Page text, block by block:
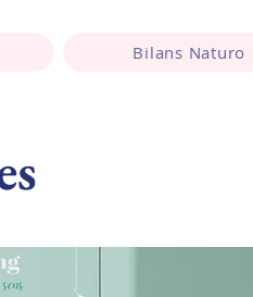
Bilans Naturo